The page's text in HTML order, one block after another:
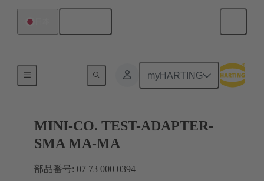
myHARTING
MINI-CO. TEST-ADAPTER-
SMA MA-MA
部品番号: 07 73 000 0394